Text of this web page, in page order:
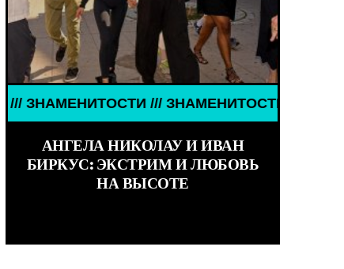
/// WORLD GIRLS /// ДЕВУШКИ
/// ЗНАМЕНИТОСТИ ///
АНГЕЛА НИКОЛАУ И ИВАН
БИРКУС: ЭКСТРИМ И ЛЮБОВЬ
НА ВЫСОТЕ